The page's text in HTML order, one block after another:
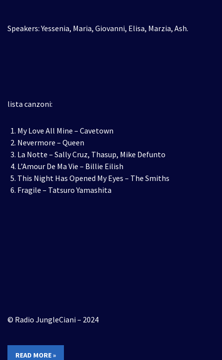
Speakers: Yessenia, Maria, Giovanni, Elisa, Marzia, Ash.
lista canzoni:
My Love All Mine – Cavetown
Nevermore – Queen
La Notte – Sally Cruz, Thasup, Mike Defunto
L’Amour De Ma Vie – Billie Eilish
This Night Has Opened My Eyes – The Smiths
Fragile – Tatsuro Yamashita
© Radio JungleCiani – 2024
READ MORE »